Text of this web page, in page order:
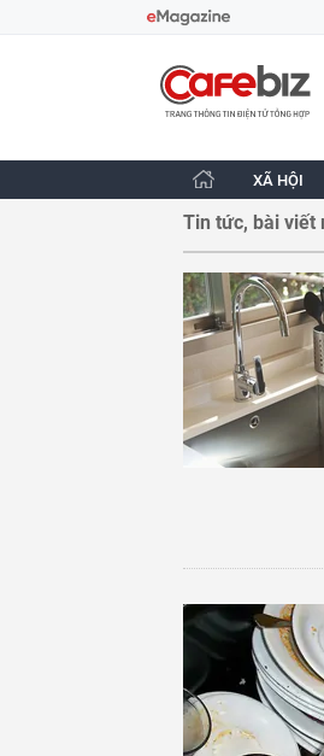
CafeBiz - Trang chủ
XÃ HỘI
Tin tức, bài viết